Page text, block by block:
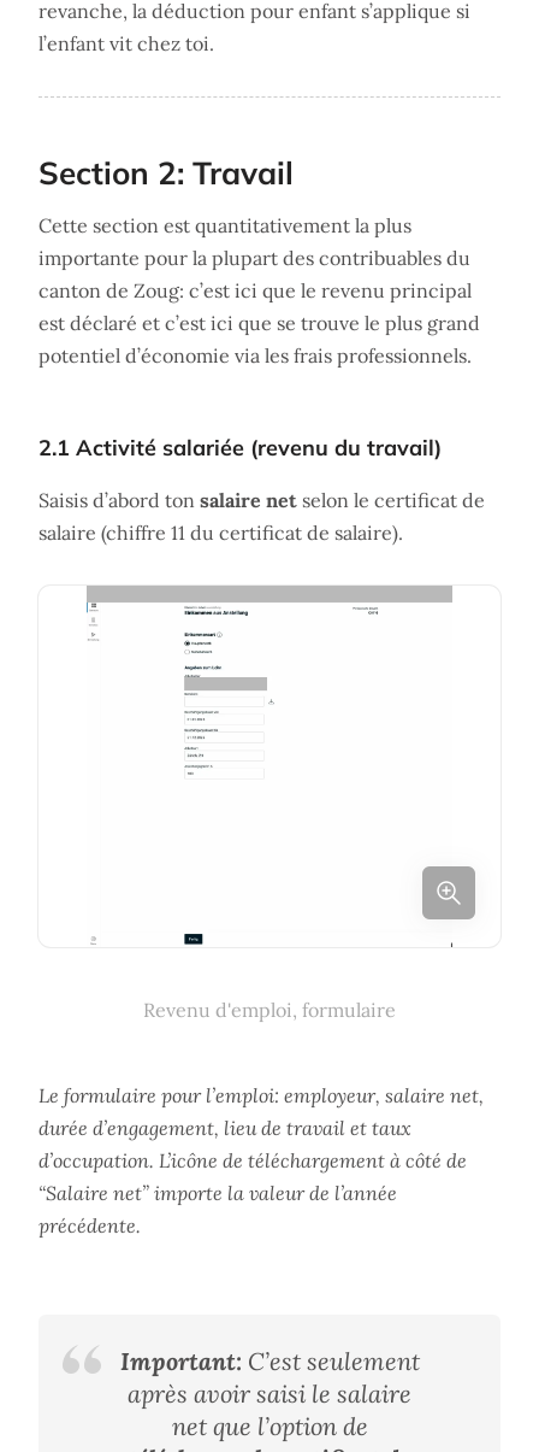
revanche, la déduction pour enfant s’applique si
l’enfant vit chez toi.
Section 2: Travail
Cette section est quantitativement la plus
importante pour la plupart des contribuables du
canton de Zoug: c’est ici que le revenu principal
est déclaré et c’est ici que se trouve le plus grand
potentiel d’économie via les frais professionnels.
2.1 Activité salariée (revenu du travail)
Saisis d’abord ton salaire net selon le certificat de
salaire (chiffre 11 du certificat de salaire).
Revenu d'emploi, formulaire
Le formulaire pour l’emploi: employeur, salaire net,
durée d’engagement, lieu de travail et taux
d’occupation. L’icône de téléchargement à côté de
“Salaire net” importe la valeur de l’année
précédente.
Important: C’est seulement
après avoir saisi le salaire
net que l’option de